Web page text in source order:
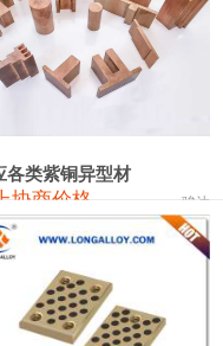
113,600 -600
109,250
24,500 0
24,400
各类紫铜异型材
协商价格 骏达